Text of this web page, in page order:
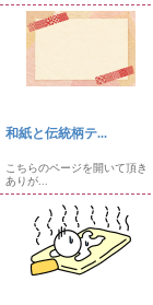
和紙と伝統柄テ...
こちらのページを開いて頂き
ありが...